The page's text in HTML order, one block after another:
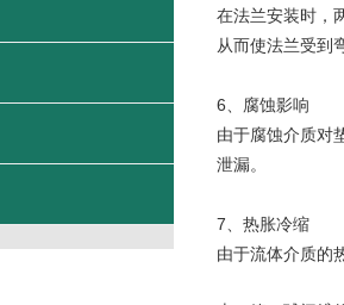
在法兰安装时，
从而使法兰受到
6、腐蚀影响
由于腐蚀介质对
泄漏。
7、热胀冷缩
由于流体介质的